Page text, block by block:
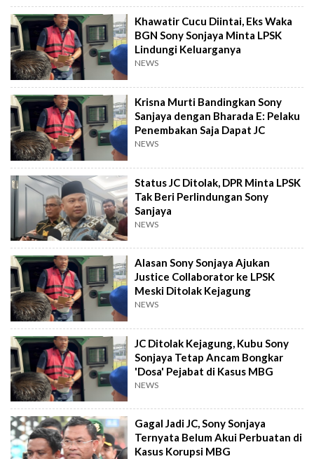
Khawatir Cucu Diintai, Eks Waka
BGN Sony Sonjaya Minta LPSK
Lindungi Keluarganya
NEWS
Krisna Murti Bandingkan Sony
Sanjaya dengan Bharada E: Pelaku
Penembakan Saja Dapat JC
NEWS
Status JC Ditolak, DPR Minta LPSK
Tak Beri Perlindungan Sony
Sanjaya
NEWS
Alasan Sony Sonjaya Ajukan
Justice Collaborator ke LPSK
Meski Ditolak Kejagung
NEWS
JC Ditolak Kejagung, Kubu Sony
Sonjaya Tetap Ancam Bongkar
'Dosa' Pejabat di Kasus MBG
NEWS
Gagal Jadi JC, Sony Sonjaya
Ternyata Belum Akui Perbuatan di
Kasus Korupsi MBG